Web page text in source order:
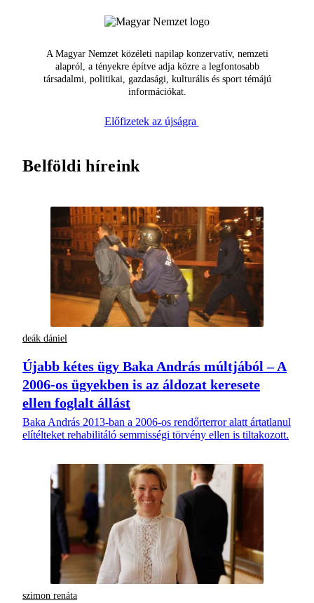
A Magyar Nemzet közéleti napilap konzervatív, nemzeti
alapról, a tényekre építve adja közre a legfontosabb
társadalmi, politikai, gazdasági, kulturális és sport témájú
információkat.
Előfizetek az újságra
Belföldi híreink
deák dániel
Újabb kétes ügy Baka András múltjából – A
2006-os ügyekben is az áldozat keresete
ellen foglalt állást
Baka András 2013-ban a 2006-os rendőrterror alatt ártatlanul
elítélteket rehabilitáló semmisségi törvény ellen is tiltakozott.
szimon renáta